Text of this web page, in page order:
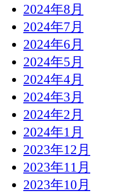
2024年8月
2024年7月
2024年6月
2024年5月
2024年4月
2024年3月
2024年2月
2024年1月
2023年12月
2023年11月
2023年10月